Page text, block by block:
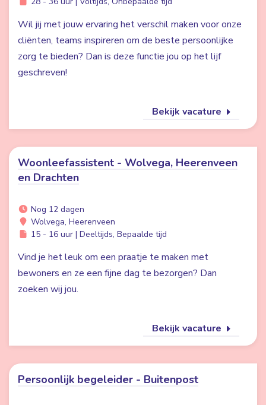
Wil jij met jouw ervaring het verschil maken voor onze
cliënten, teams inspireren om de beste persoonlijke
zorg te bieden? Dan is deze functie jou op het lijf
geschreven!
Bekijk vacature
Woonleefassistent - Wolvega, Heerenveen
en Drachten
Nog 12 dagen
Wolvega, Heerenveen
15 - 16 uur | Deeltijds, Bepaalde tijd
Vind je het leuk om een praatje te maken met
bewoners en ze een fijne dag te bezorgen? Dan
zoeken wij jou.
Bekijk vacature
Persoonlijk begeleider - Buitenpost